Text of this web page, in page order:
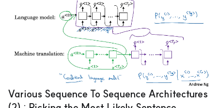
의 hyper-parameter로 상황에 따라 다른 값을 부여할 수 있고, 이를 beam
width라고 부릅니다. 맨 처음 골랐던 세 단어를 기준으로 또 세 개씩 뽑습니다.
각각의 확률을 구하는 방식은 완전히 동일하게 반복됩니다. 어떤 단어가 뽑혔을
경우, 이것을 포함한 것이 조건으로 들어가고, 이때 다음으로 등장할 확률이 가
장 높은 B개를 추출하게 됩니다. 이를 문장이 끝날 때까지 반복하면 됩니다. 재
밌는 것은 결국 한 개의 후보만 가지고..
Various Sequence To Sequence Architectures